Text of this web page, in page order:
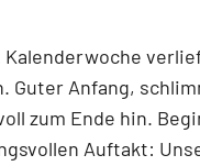
Kalenderwoche
Guter Anfang,
zum Ende hin.
Auftakt: